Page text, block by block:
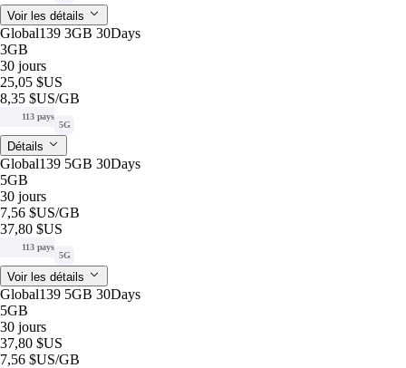
Voir les détails
Global139 3GB 30Days
3GB
30 jours
25,05 $US
8,35 $US/GB
113 pays
5G
Détails
Global139 5GB 30Days
5GB
30 jours
7,56 $US/GB
37,80 $US
113 pays
5G
Voir les détails
Global139 5GB 30Days
5GB
30 jours
37,80 $US
7,56 $US/GB